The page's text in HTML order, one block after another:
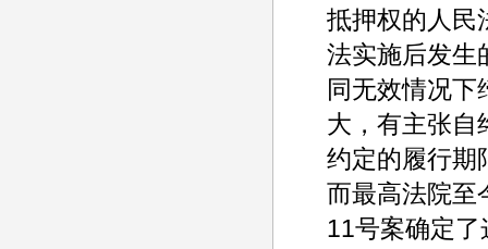
抵押权的人民
法实施后发生
同无效情况下
大，有主张自
约定的履行期
而最高法院至
11号案确定